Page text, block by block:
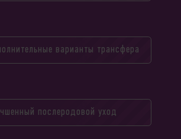
варианты трансфера
послеродовой уход